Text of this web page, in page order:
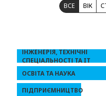
ВСЕ ВІК
ІНЖЕНЕРІЯ, ТЕХНІЧНІ
СПЕЦІАЛЬНОСТІ ТА IT
ОСВІТА ТА НАУКА
ПІДПРИЄМНИЦТВО